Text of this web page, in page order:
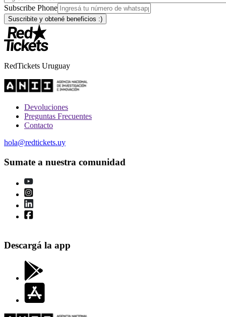
Subscribe Phone
RedTickets Uruguay
Devoluciones
Preguntas Frecuentes
Contacto
hola@redtickets.uy
Sumate a nuestra comunidad
Descargá la app